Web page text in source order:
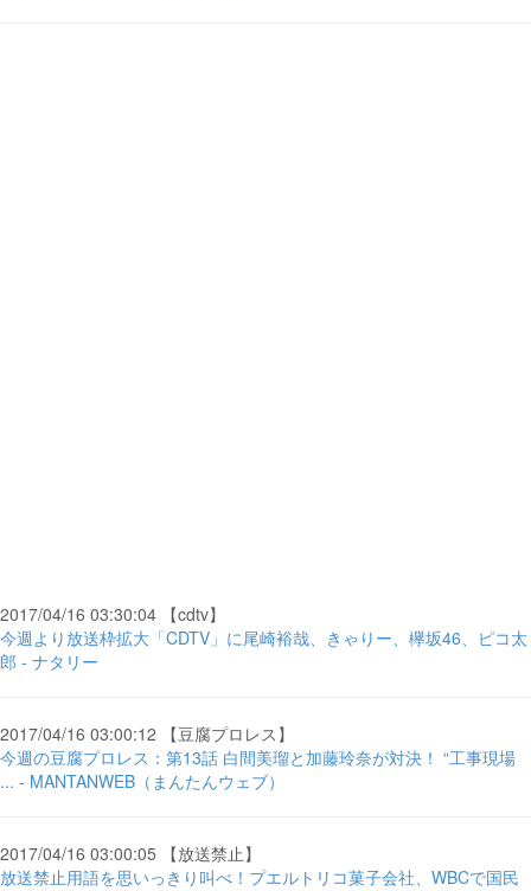
2017/04/16 03:30:04 【cdtv】
今週より放送枠拡大「CDTV」に尾崎裕哉、きゃりー、欅坂46、ピコ太
郎 - ナタリー
2017/04/16 03:00:12 【豆腐プロレス】
今週の豆腐プロレス：第13話 白間美瑠と加藤玲奈が対決！ “工事現場
... - MANTANWEB（まんたんウェブ）
2017/04/16 03:00:05 【放送禁止】
放送禁止用語を思いっきり叫べ！プエルトリコ菓子会社、WBCで国民